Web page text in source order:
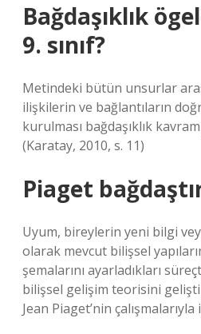
Bağdaşıklık
9. sınıf?
Metindeki bütün unsurlar
ilişkilerin ve bağlantıların
kurulması bağdaşıklık
(Karatay, 2010, s. 11)
Piaget
Uyum, bireylerin yeni bilgi
olarak mevcut bilişsel
şemalarını ayarladıkları
bilişsel gelişim teorisini
Jean Piaget’nin